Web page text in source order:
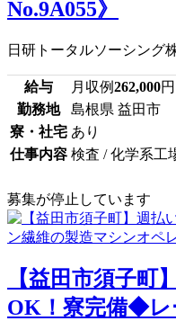
No.9A055》
日研トータルソーシング
給与 月収例262,000円
勤務地
島根県 益田市
寮・社宅 あり
仕事内容 検査 / 化学系工
募集が停止しています
【益田市須子
OK！寮完備◆レ